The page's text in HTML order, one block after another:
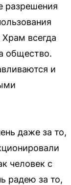
разрешения
Храм всегда
общество.
и
даже за то,
человек с
радею за то,